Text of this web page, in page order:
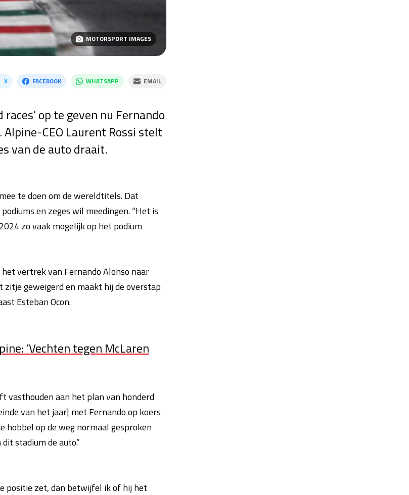
MOTORSPORT IMAGES
X FACEBOOK WHATSAPP EMAIL
op te geven nu Fernando
CEO Laurent Rossi stelt
van de auto draait.
te doen om de wereldtitels. Dat
en zeges wil meedingen. “Het is
zo vaak mogelijk op het podium
vertrek van Fernando Alonso naar
geweigerd en maakt hij de overstap
Esteban Ocon.
‘Vechten tegen McLaren
vasthouden aan het plan van honderd
van het jaar] met Fernando op koers
hobbel op de weg normaal gesproken
stadium de auto.”
positie zet, dan betwijfel ik of hij het